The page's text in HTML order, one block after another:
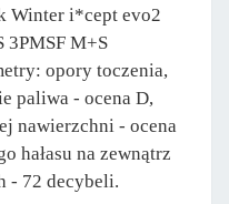
Winter i*cept evo2
3PMSF M+S
opory toczenia,
paliwa - ocena D,
nawierzchni - ocena
hałasu na zewnątrz
- 72 decybeli.